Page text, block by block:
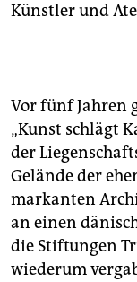
Künstler und
Vor fünf Jahren
„Kunst schlägt
der
Gelände der
markanten
an einen
die Stiftungen
wiederum